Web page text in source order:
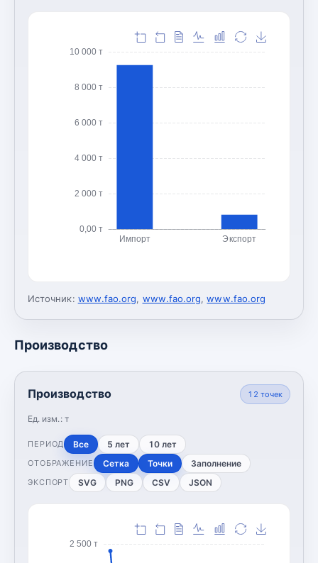
0,00 т
2 000 т
4 000 т
6 000 т
8 000 т
10 000 т
Импорт Экспорт
Источник: www.fao.org, www.fao.org,www.fao.org
Производство
Производство
Ед. изм.: т
12 точек
ПЕРИОД Все 5 лет 10 лет
ОТОБРАЖЕНИЕ Сетка Точки Заполнение
ЭКСПОРТ SVG PNG CSV JSON
2 500 т